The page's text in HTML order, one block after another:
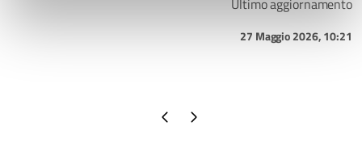
27 Maggio 2026, 10:21